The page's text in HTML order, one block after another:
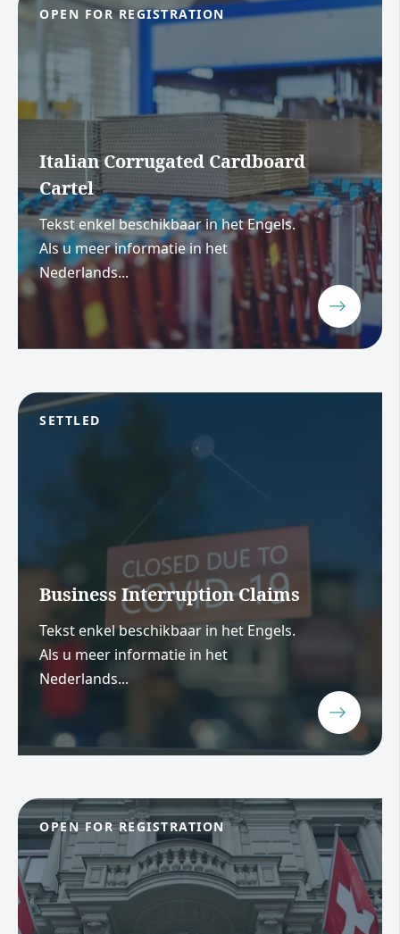
OPEN FOR REGISTRATION
Italian Corrugated Cardboard
Cartel
Tekst enkel beschikbaar in het Engels.
Als u meer informatie in het
Nederlands...
SETTLED
Business Interruption Claims
Tekst enkel beschikbaar in het Engels.
Als u meer informatie in het
Nederlands...
OPEN FOR REGISTRATION